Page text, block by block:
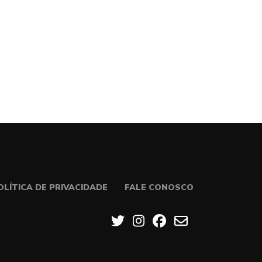
DE PRIVACIDADE FALE CONOSCO